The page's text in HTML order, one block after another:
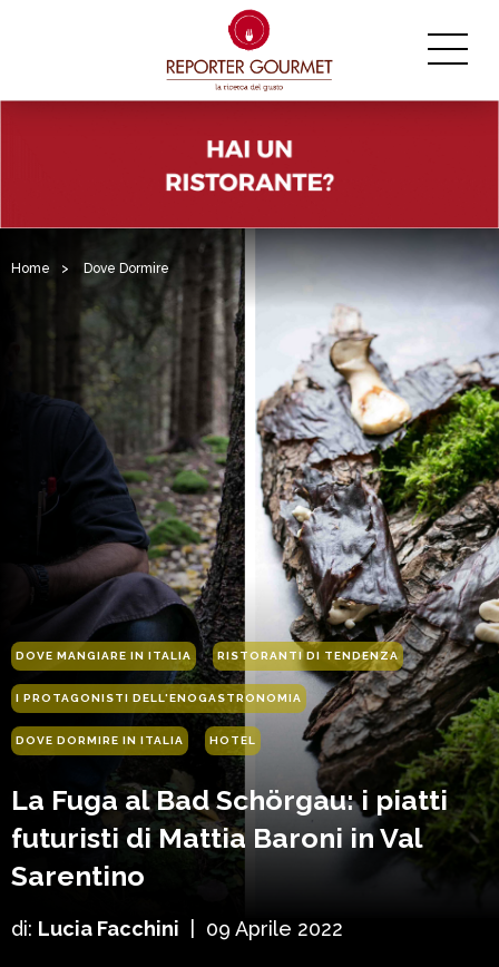
Home > Dove Dormire
DOVE MANGIARE IN ITALIA RISTORANTI DI TENDENZA
I PROTAGONISTI DELL'ENOGASTRONOMIA
DOVE DORMIRE IN ITALIA HOTEL
La Fuga al Bad Schörgau: i piatti
futuristi di Mattia Baroni in Val
Sarentino
di: Lucia Facchini 09 Aprile 2022